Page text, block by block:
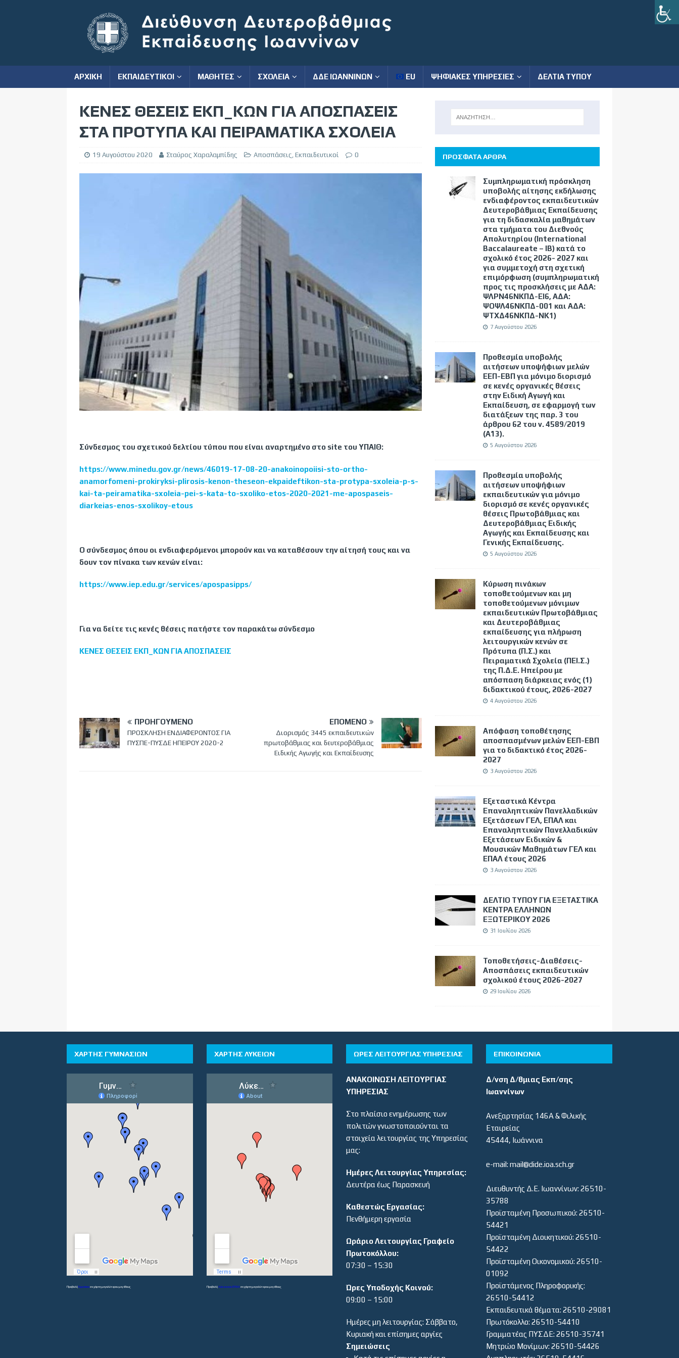
ΑΡΧΙΚΗ ΕΚΠΑΙΔΕΥΤΙΚΟΙ ΜΑΘΗΤΕΣ ΣΧΟΛΕΙΑ ΔΔΕ ΙΩΑΝΝΙΝΩΝ EU ΨΗΦΙΑΚΕΣ ΥΠΗΡΕΣΙΕΣ ΔΕΛΤΙΑ ΤΥΠΟΥ
ΚΕΝΕΣ ΘΕΣΕΙΣ ΕΚΠ_ΚΩΝ ΓΙΑ ΑΠΟΣΠΑΣΕΙΣ
ΣΤΑ ΠΡΟΤΥΠΑ ΚΑΙ ΠΕΙΡΑΜΑΤΙΚΑ ΣΧΟΛΕΙΑ
19 Αυγούστου 2020 Σταύρος Χαραλαμπίδης Αποσπάσεις, Εκπαιδευτικοί 0
Σύνδεσμος του σχετικού δελτίου τύπου που είναι αναρτημένο στο site του ΥΠΑΙΘ:
https://www.minedu.gov.gr/news/46019-17-08-20-anakoinopoiisi-sto-ortho-
anamorfomeni-prokiryksi-plirosis-kenon-theseon-ekpaideftikon-sta-protypa-sxoleia-p-s-
kai-ta-peiramatika-sxoleia-pei-s-kata-to-sxoliko-etos-2020-2021-me-apospaseis-
diarkeias-enos-sxolikoy-etous
Ο σύνδεσμος όπου οι ενδιαφερόμενοι μπορούν και να καταθέσουν την αίτησή τους και να
δουν τον πίνακα των κενών είναι:
https://www.iep.edu.gr/services/apospasipps/
Για να δείτε τις κενές θέσεις πατήστε τον παρακάτω σύνδεσμο
ΚΕΝΕΣ ΘΕΣΕΙΣ ΕΚΠ_ΚΩΝ ΓΙΑ ΑΠΟΣΠΑΣΕΙΣ
ΠΡΟΗΓΟΎΜΕΝΟ
ΠΡΟΣΚΛΗΣΗ ΕΝΔΙΑΦΕΡΟΝΤΟΣ ΓΙΑ
ΠΥΣΠΕ-ΠΥΣΔΕ ΗΠΕΙΡΟΥ 2020-2
ΕΠΌΜΕΝΟ
Διορισμός 3445 εκπαιδευτικών
πρωτοβάθμιας και δευτεροβάθμιας
Ειδικής Αγωγής και Εκπαίδευσης
ΠΡΟΣΦΑΤΑ ΑΡΘΡΑ
Συμπληρωματική πρόσκληση
υποβολής αίτησης εκδήλωσης
ενδιαφέροντος εκπαιδευτικών
Δευτεροβάθμιας Εκπαίδευσης
για τη διδασκαλία μαθημάτων
στα τμήματα του Διεθνούς
Απολυτηρίου (International
Baccalaureate – IB) κατά το
σχολικό έτος 2026- 2027 και
για συμμετοχή στη σχετική
επιμόρφωση (συμπληρωματική
προς τις προσκλήσεις με ΑΔΑ:
ΨΛΡΝ46ΝΚΠΔ-ΕΙ6, ΑΔΑ:
ΨΟΨΛ46ΝΚΠΔ-001 και ΑΔΑ:
ΨΤΧΔ46ΝΚΠΔ-ΝΚ1)
7 Αυγούστου 2026
Προθεσμία υποβολής
αιτήσεων υποψήφιων μελών
ΕΕΠ-ΕΒΠ για μόνιμο διορισμό
σε κενές οργανικές θέσεις
στην Ειδική Αγωγή και
Εκπαίδευση, σε εφαρμογή των
διατάξεων της παρ. 3 του
άρθρου 62 του ν. 4589/2019
(Α΄13).
5 Αυγούστου 2026
Προθεσμία υποβολής
αιτήσεων υποψήφιων
εκπαιδευτικών για μόνιμο
διορισμό σε κενές οργανικές
θέσεις Πρωτοβάθμιας και
Δευτεροβάθμιας Ειδικής
Αγωγής και Εκπαίδευσης και
Γενικής Εκπαίδευσης.
5 Αυγούστου 2026
Κύρωση πινάκων
τοποθετούμενων και μη
τοποθετούμενων μόνιμων
εκπαιδευτικών Πρωτοβάθμιας
και Δευτεροβάθμιας
εκπαίδευσης για πλήρωση
λειτουργικών κενών σε
Πρότυπα (Π.Σ.) και
Πειραματικά Σχολεία (ΠΕΙ.Σ.)
της Π.Δ.Ε. Ηπείρου με
απόσπαση διάρκειας ενός (1)
διδακτικού έτους, 2026-2027
4 Αυγούστου 2026
Απόφαση τοποθέτησης
αποσπασμένων μελών ΕΕΠ-ΕΒΠ
για το διδακτικό έτος 2026-
2027
3 Αυγούστου 2026
Εξεταστικά Κέντρα
Επαναληπτικών Πανελλαδικών
Εξετάσεων ΓΕΛ, ΕΠΑΛ και
Επαναληπτικών Πανελλαδικών
Εξετάσεων Ειδικών &
Μουσικών Μαθημάτων ΓΕΛ και
ΕΠΑΛ έτους 2026
3 Αυγούστου 2026
ΔΕΛΤΙΟ ΤΥΠΟΥ ΓΙΑ ΕΞΕΤΑΣΤΙΚΑ
ΚΕΝΤΡΑ ΕΛΛΗΝΩΝ
ΕΞΩΤΕΡΙΚΟΥ 2026
31 Ιουλίου 2026
Τοποθετήσεις-Διαθέσεις-
Αποσπάσεις εκπαιδευτικών
σχολικού έτους 2026-2027
29 Ιουλίου 2026
ΧΑΡΤΗΣ ΓΥΜΝΑΣΙΩΝ
ΠροβολήΓυμνάσιασε χάρτη μεγαλύτερου μεγέθους
ΧΑΡΤΗΣ ΛΥΚΕΙΩΝ
ΠροβολήΛύκεια και ΕΠΑΛσε χάρτη μεγαλύτερου μεγέθους
ΏΡΕΣ ΛΕΙΤΟΥΡΓΊΑΣ ΥΠΗΡΕΣΊΑΣ
ΑΝΑΚΟΙΝΩΣΗ ΛΕΙΤΟΥΡΓΙΑΣ
ΥΠΗΡΕΣΙΑΣ
Στο πλαίσιο ενημέρωσης των
πολιτών γνωστοποιούνται τα
στοιχεία λειτουργίας της Υπηρεσίας
μας:
Ημέρες Λειτουργίας Υπηρεσίας:
Δευτέρα έως Παρασκευή
Καθεστώς Εργασίας:
Πενθήμερη εργασία
Ωράριο Λειτουργίας Γραφείο
Πρωτοκόλλου:
07:30 – 15:30
Ώρες Υποδοχής Κοινού:
09:00 – 15:00
Ημέρες μη λειτουργίας: Σάββατο,
Κυριακή και επίσημες αργίες
Σημειώσεις
ΕΠΙΚΟΙΝΩΝΙΑ
Δ/νση Δ/θμιας Εκπ/σης
Ιωαννίνων
Ανεξαρτησίας 146Α & Φιλικής
Εταιρείας
45444, Ιωάννινα
e-mail: mail@dide.ioa.sch.gr
Διευθυντής Δ.Ε. Ιωαννίνων: 26510-
35788
Προϊσταμένη Προσωπικού: 26510-
54421
Προϊσταμένη Διοικητικού: 26510-
54422
Προϊσταμένη Οικονομικού: 26510-
01092
Προϊστάμενος Πληροφορικής:
26510-54412
Εκπαιδευτικά θέματα: 26510-29081
Πρωτόκολλο: 26510-54410
Γραμματέας ΠΥΣΔΕ: 26510-35741
Μητρώο Μονίμων: 26510-54426